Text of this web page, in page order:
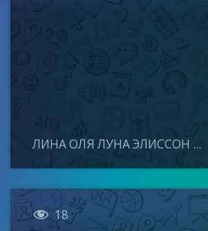
ЛИНА ОЛЯ ЛУНА ЭЛИССОН ...
 18